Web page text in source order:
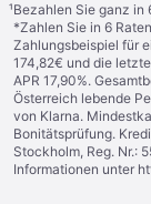
¹Bezahlen Sie ganz in
*Zahlen Sie in 6
Zahlungsbeispiel für
174,82€ und die
APR 17,90%.
Österreich lebende
von Klarna.
Bonitätsprüfung.
Stockholm, Reg. Nr.:
Informationen unter